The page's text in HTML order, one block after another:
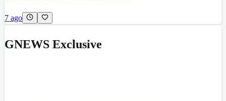
7 ago
GNEWS Exclusive